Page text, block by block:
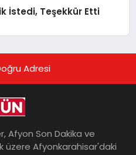
İstedi, Teşekkür Etti
Adresi
Afyon Son Dakika ve
Afyonkarahisar'daki